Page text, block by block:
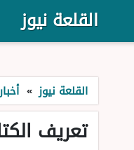
القلعة نيوز
القلعة نيوز » أخبار
تعريف